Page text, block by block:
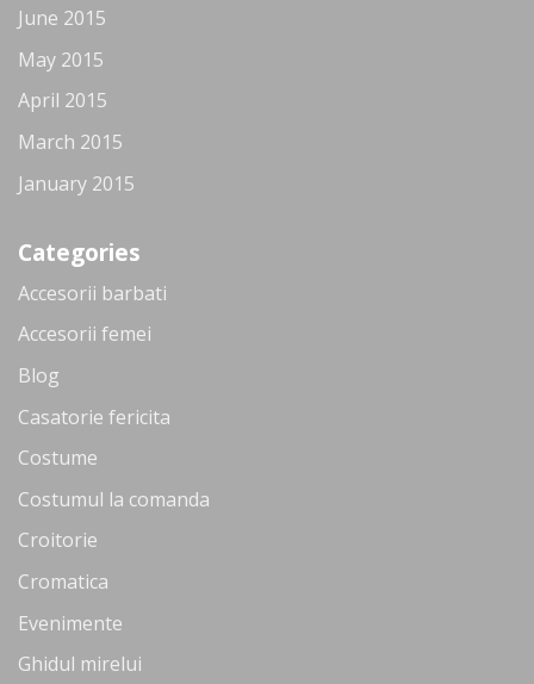
June 2015
May 2015
April 2015
March 2015
January 2015
Categories
Accesorii barbati
Accesorii femei
Blog
Casatorie fericita
Costume
Costumul la comanda
Croitorie
Cromatica
Evenimente
Ghidul mirelui